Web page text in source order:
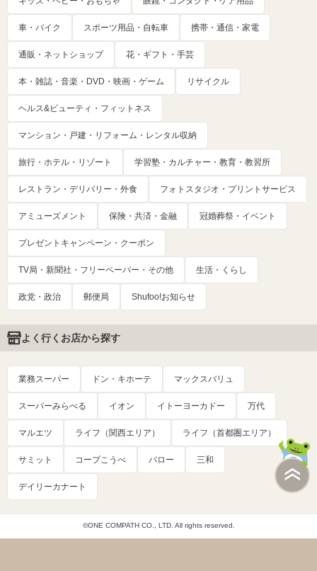
車・バイク スポーツ用品・自転車 携帯・通信・家電
通販・ネットショップ 花・ギフト・手芸
本・雑誌・音楽・DVD・映画・ゲーム リサイクル
ヘルス&ビューティ・フィットネス
マンション・戸建・リフォーム・レンタル収納
旅行・ホテル・リゾート 学習塾・カルチャー・教育・教習所
レストラン・デリバリー・外食 フォトスタジオ・プリントサービス
アミューズメント 保険・共済・金融 冠婚葬祭・イベント
プレゼントキャンペーン・クーポン
TV局・新聞社・フリーペーパー・その他 生活・くらし
政党・政治 郵便局 Shufoo!お知らせ
よく行くお店から探す
業務スーパー ドン・キホーテ マックスバリュ
スーパーみらべる イオン イトーヨーカドー 万代
マルエツ ライフ（関西エリア） ライフ（首都圏エリア）
サミット コープこうべ バロー 三和
デイリーカナート
©ONE COMPATH CO., LTD. All rights reserved.